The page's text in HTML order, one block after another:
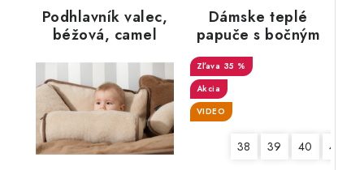
Podhlavník valec,
béžová, camel
Dámske teplé
papuče s bočným
zipsom, sivý lem
35 %
Akcia
VIDEO
38 39 40 41